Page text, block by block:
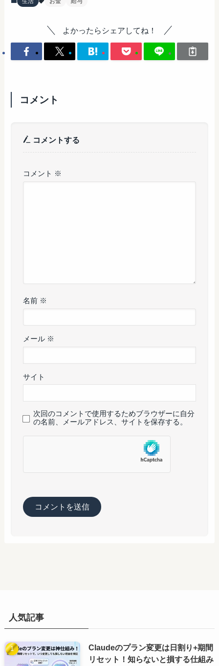
よかったらシェアしてね！
コメント
コメントする
コメント ※
名前 ※
メール ※
サイト
次回のコメントで使用するためブラウザーに自分
の名前、メールアドレス、サイトを保存する。
人気記事
Claudeのプラン変更は日割り+期間
リセット！知らないと損する仕組み